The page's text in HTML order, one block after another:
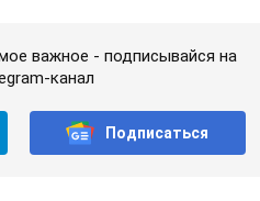
важное - подписывайся на
канал
Подписаться